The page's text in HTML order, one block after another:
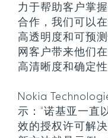
力于帮助客户掌
合作，我们可以
高透明度和可预
网客户带来他们
高清晰度和确定性
Nokia
示：“诺基亚一直
效的授权许可解